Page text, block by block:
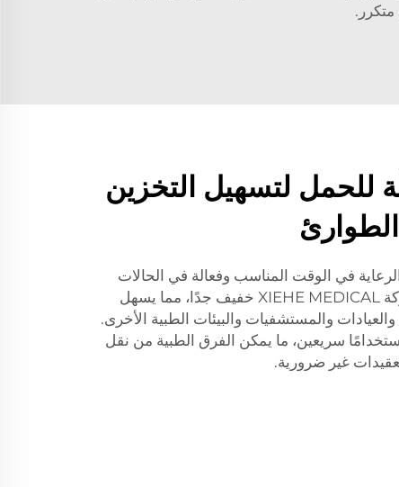
متكرر.
للحمل لتسهيل التخزين
في الوقت المناسب وفعالة في الحالات
الطارئة. إن نقال الإسعاف من شركة XIEHE MEDICAL خفيف جدًا، مما يسهل
والمستشفيات والبيئات الطبية الأخرى.
سريعين، ما يمكن الفرق الطبية من نقل
غير ضرورية.